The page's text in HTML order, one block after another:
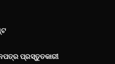
ପ୍ରସ୍ତୁତକାରୀ